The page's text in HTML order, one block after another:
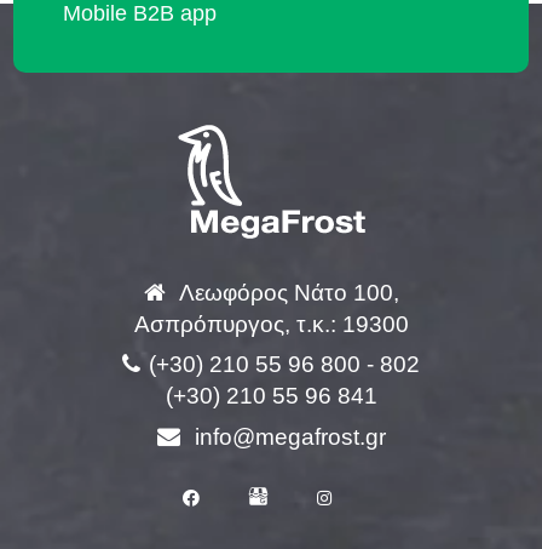
Mobile B2B app
Λεωφόρος Νάτο 100,
Ασπρόπυργος, τ.κ.: 19300
(+30) 210 55 96 800 - 802
(+30) 210 55 96 841
info@megafrost.gr